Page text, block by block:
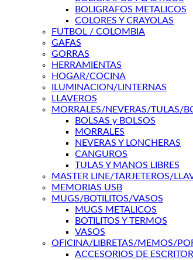
BOLIGRAFOS METALICOS
COLORES Y CRAYOLAS
FUTBOL / COLOMBIA
GAFAS
GORRAS
HERRAMIENTAS
HOGAR/COCINA
ILUMINACION/LINTERNAS
LLAVEROS
MORRALES/NEVERAS/TULAS/
BOLSAS y BOLSOS
MORRALES
NEVERAS Y LONCHERAS
CANGUROS
TULAS Y MANOS LIBRES
MASTER LINE/TARJETEROS/
MEMORIAS USB
MUGS/BOTILITOS/VASOS
MUGS METALICOS
BOTILITOS Y TERMOS
VASOS
OFICINA/LIBRETAS/MEMOS/
ACCESORIOS DE